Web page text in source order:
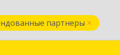
партнеры